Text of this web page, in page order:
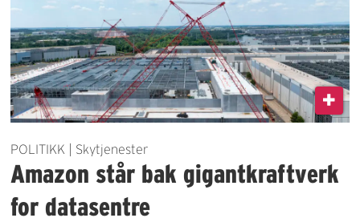
POLITIKK | Skytjenester
Amazon står bak gigantkraftverk
for datasentre